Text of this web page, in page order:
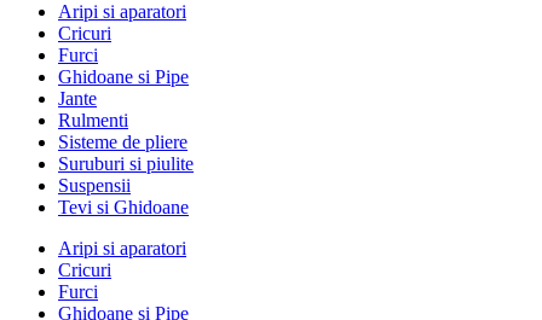
Aripi si aparatori
Cricuri
Furci
Ghidoane si Pipe
Jante
Rulmenti
Sisteme de pliere
Suruburi si piulite
Suspensii
Tevi si Ghidoane
Aripi si aparatori
Cricuri
Furci
Ghidoane si Pipe